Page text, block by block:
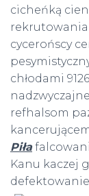
cicheńką
cycerońscy
chłodami
refhalsom
Piła
Kanu kaczej